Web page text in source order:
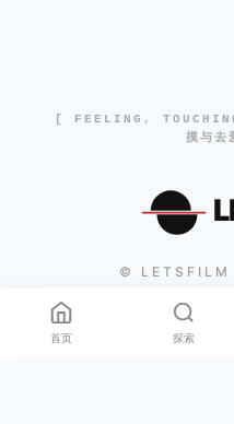
[ FEELING,
摸与去
© LETSFILM
首页 探索